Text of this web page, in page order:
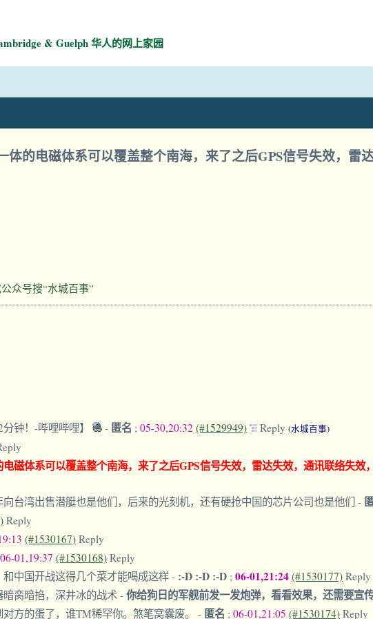
& Guelph 华人的网上家园
的电磁体系可以覆盖整个南海，来了之后GPS信号失效，雷
众号搜“水城百事”
钟！-哔哩哔哩】 - 匿名 ; 05-30,20:32 (#1529949) Reply (水城百事)
磁体系可以覆盖整个南海，来了之后GPS信号失效，雷达失效，通讯联络失效
台湾出售潜艇也是他们，后来的光刻机，还有硬抢中国的芯片公司也是他们 -
Reply
(#1530167) Reply
06-01,19:37 (#1530168) Reply
中国开战这得几个菜才能喝成这样- :-D :-D :-D ; 06-01,21:24 (#1530177) Reply
脔暗掐，深井冰的战术 - 你给狗日的军舰前发一发炮弹，看看效果，还需要宣传
方的蛋了，谁TM稀罕你。煞笔窝囊废。 - 匿名 ; 06-01,21:05 (#1530174) Reply